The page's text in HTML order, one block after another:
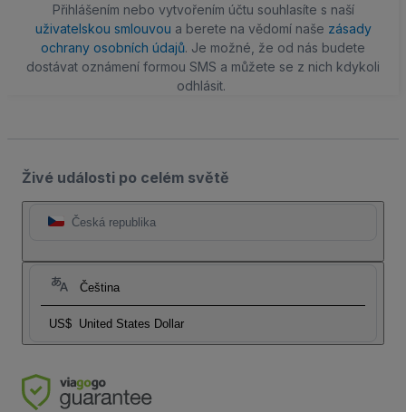
Přihlášením nebo vytvořením účtu souhlasíte s naší
uživatelskou smlouvou a berete na vědomí naše zásady
ochrany osobních údajů. Je možné, že od nás budete
dostávat oznámení formou SMS a můžete se z nich kdykoli
odhlásit.
Živé události po celém světě
Česká republika
Čeština
US$ United States Dollar